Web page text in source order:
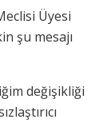
Üyesi
şu mesajı
değişikliği